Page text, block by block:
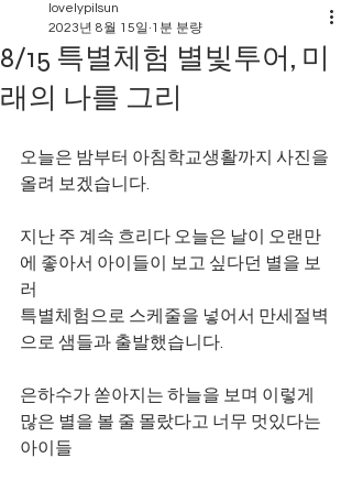
8/15 특별체험 별빛투어, 미
래의 나를 그리
lovelypilsun
2023년 8월 15일 1분 분량
오늘은 밤부터 아침학교생활까지 사진을
올려 보겠습니다.
지난 주 계속 흐리다 오늘은 날이 오랜만
에 좋아서 아이들이 보고 싶다던 별을 보
러
특별체험으로 스케줄을 넣어서 만세절벽
으로 샘들과 출발했습니다.
은하수가 쏟아지는 하늘을 보며 이렇게
많은 별을 볼 줄 몰랐다고 너무 멋있다는
아이들